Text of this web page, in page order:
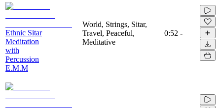
Ethnic Sitar
Meditation
with
Percussion
E.M.M
World, Strings, Sitar,
Travel, Peaceful,
Meditative
0:52 -